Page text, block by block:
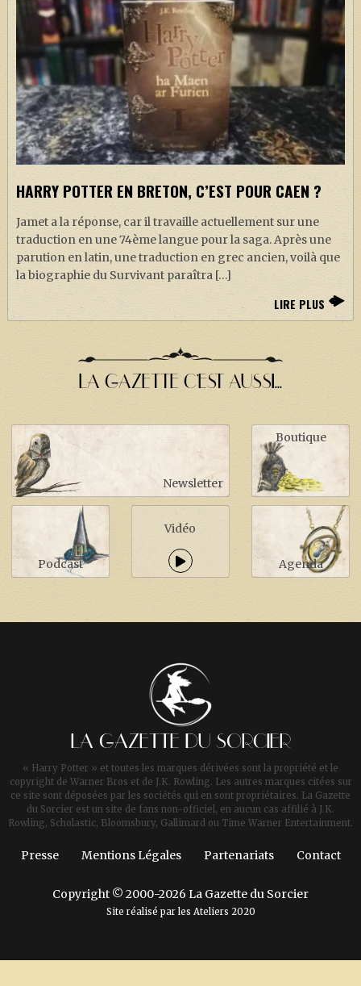
HARRY POTTER EN BRETON, C’EST POUR CAEN ?
Jamet a la réponse, car il travaille actuellement sur une
traduction en une 74ème langue pour la saga. Après une
parution en latin, une traduction en grec ancien, voilà que
la biographie du Survivant paraîtra […]
LIRE PLUS
LA GAZETTE C'EST AUSSI...
Newsletter
Boutique
Podcast
Vidéo
Agenda
LA GAZETTE DU SORCIER
« Harry Potter » et toutes les marques dérivées sont la propriété et le
copyright de Warner Bros et de J.K. Rowling. Les autres marques citées sur
ce site sont déposées par les sociétés qui en sont propriétaires. La Gazette
du Sorcier est un site de fans non-officiel, en aucun cas affilié à J.K.
Rowling, Scholastic, Bloomsbury, Gallimard ou Time Warner Entertainment.
Presse Mentions Légales Partenariats Contact
Copyright © 2000-2026 La Gazette du Sorcier
Site réalisé par les Ateliers 2020